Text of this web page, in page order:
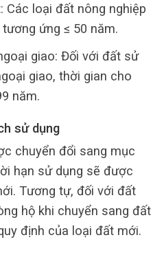
Các loại đất nông nghiệp
ứng ≤ 50 năm.
giao: Đối với đất sử
giao, thời gian cho
năm.
sử dụng
chuyển đổi sang mục
hạn sử dụng sẽ được
Tương tự, đối với đất
hộ khi chuyển sang đất
định của loại đất mới.